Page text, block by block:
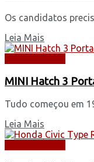
Os candidatos
Leia Mais
MINI Hatch 3
Tudo começou em
Leia Mais